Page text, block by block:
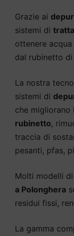
Grazie ai
sistemi di
ottenere
dal rubinetto di
La nostra
sistemi di
che migliorano
rubinetto,
traccia di
pesanti, pfas,
Molti modelli di
a Polonghera
residui fissi,
La gamma